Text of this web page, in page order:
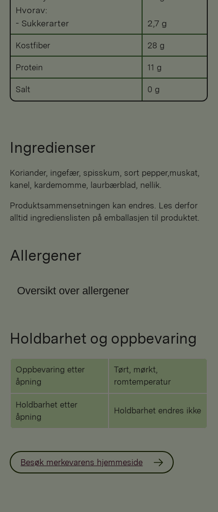
Hvorav:
- Sukkerarter
2,7 g
Kostfiber 28 g
Protein 11 g
Salt 0 g
Ingredienser
koriander, ingefær, spisskum, sort pepper,muskat,
kanel, kardemomme, laurbærblad, nellik.
Produktsammensetningen kan endres. Les derfor
alltid ingredienslisten på emballasjen til produktet.
Allergener
Oversikt over allergener
Holdbarhet og oppbevaring
Oppbevaring etter
åpning
Tørt, mørkt,
romtemperatur
Holdbarhet etter
åpning
Holdbarhet endres ikke
Besøk merkevarens hjemmeside